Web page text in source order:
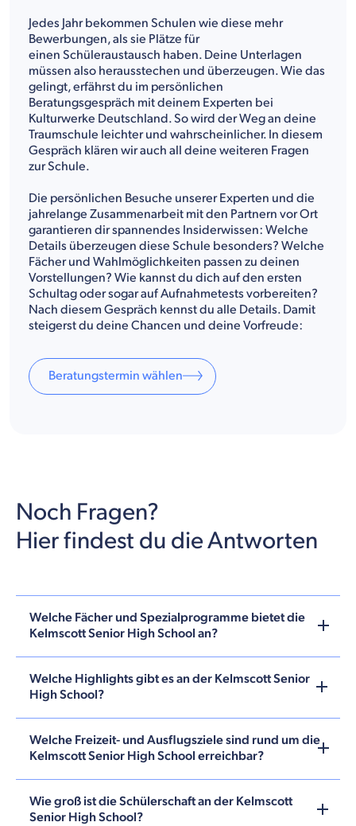
Jedes Jahr bekommen Schulen wie diese mehr
Bewerbungen, als sie Plätze für
einen Schüleraustausch haben. Deine Unterlagen
müssen also herausstechen und überzeugen. Wie das
gelingt, erfährst du im persönlichen
Beratungsgespräch mit deinem Experten bei
Kulturwerke Deutschland. So wird der Weg an deine
Traumschule leichter und wahrscheinlicher. In diesem
Gespräch klären wir auch all deine weiteren Fragen
zur Schule.
Die persönlichen Besuche unserer Experten und die
jahrelange Zusammenarbeit mit den Partnern vor Ort
garantieren dir spannendes Insiderwissen: Welche
Details überzeugen diese Schule besonders? Welche
Fächer und Wahlmöglichkeiten passen zu deinen
Vorstellungen? Wie kannst du dich auf den ersten
Schultag oder sogar auf Aufnahmetests vorbereiten?
Nach diesem Gespräch kennst du alle Details. Damit
steigerst du deine Chancen und deine Vorfreude:
Beratungstermin wählen
Noch Fragen?
Hier findest du die Antworten
Welche Fächer und Spezialprogramme bietet die
Kelmscott Senior High School an?
Welche Highlights gibt es an der Kelmscott Senior
High School?
Welche Freizeit- und Ausflugsziele sind rund um die
Kelmscott Senior High School erreichbar?
Wie groß ist die Schülerschaft an der Kelmscott
Senior High School?